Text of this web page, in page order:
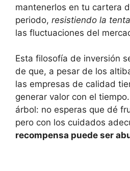
mantenerlos en tu cartera
periodo, resistiendo la
las fluctuaciones del
Esta ‌filosofía de inversión
de que, a pesar‌ de los
las ⁢empresas de calidad
generar valor con ⁢el
⁤árbol: no ‌esperas que ‍dé
pero con los cuidados
recompensa puede ser